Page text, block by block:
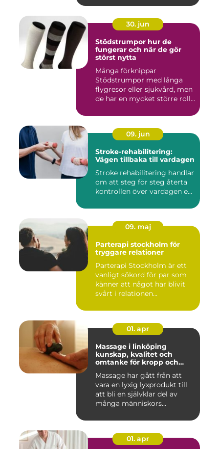
30. jun
Stödstrumpor hur de
fungerar och när de gör
störst nytta
Många förknippar
Stödstrumpor med långa
flygresor eller sjukvård, men
de har en mycket större roll
09. jun
Stroke-rehabilitering:
Vägen tillbaka till vardagen
Stroke rehabilitering handlar
om att steg för steg återta
kontrollen över vardagen e...
09. maj
Parterapi stockholm för
tryggare relationer
Parterapi Stockholm är ett
vanligt sökord för par som
känner att något har blivit
svårt i relationen...
01. apr
Massage i linköping
kunskap, kvalitet och
omtanke för kropp och
Massage har gått från att
vara en lyxig lyxprodukt till
att bli en självklar del av
många människors...
01. apr